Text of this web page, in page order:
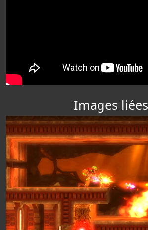
Images liées